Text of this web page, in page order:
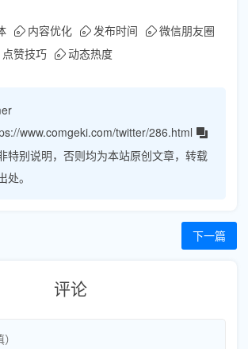
内容优化 发布时间
微信朋友圈
点赞技巧 动态热度
www.comgeki.com/twitter/286.html
特别说明，否则均为本站原创文章，转载
。
下一篇
评论